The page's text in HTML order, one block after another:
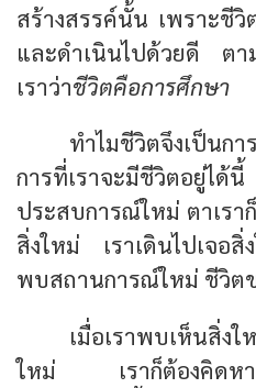
สร้างสรรค์นั้น เพราะชี
และดำเนินไปด้วยดี ตา
เราว่าชีวิตคือการศึกษา
ทำไมชีวิตจึงเป็นกา
การที่เราจะมีชีวิตอ
ประสบการณ์ใหม่ ตาเรา
สิ่งใหม่ เราเดินไปเจอ
พบสถานการณ์ใหม่ ชีวิต
เมื่อเราพบเห็นสิ่ง
ใหม่ เราก็ต้องคิดหา